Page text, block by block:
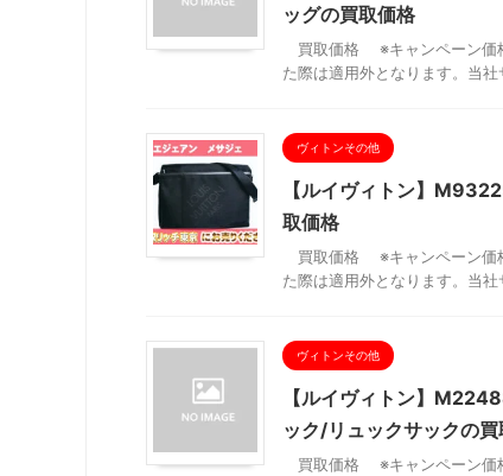
ッグの買取価格
買取価格 ※キャンペーン価
た際は適用外となります。当
ヴィトンその他
【ルイヴィトン】
取価格
買取価格 ※キャンペーン価
た際は適用外となります。当
ヴィトンその他
【ルイヴィトン】
ック/リュックサックの
買取価格 ※キャンペーン価